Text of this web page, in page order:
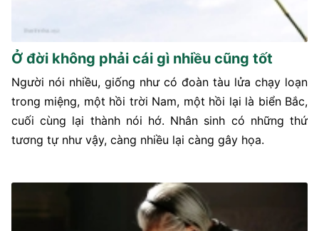
Ở đời không phải cái gì nhiều cũng tốt
Người nói nhiều, giống như có đoàn tàu lửa chạy loạn
trong miệng, một hồi trời Nam, một hồi lại là biển Bắc,
cuối cùng lại thành nói hớ. Nhân sinh có những thứ
tương tự như vậy, càng nhiều lại càng gây họa.